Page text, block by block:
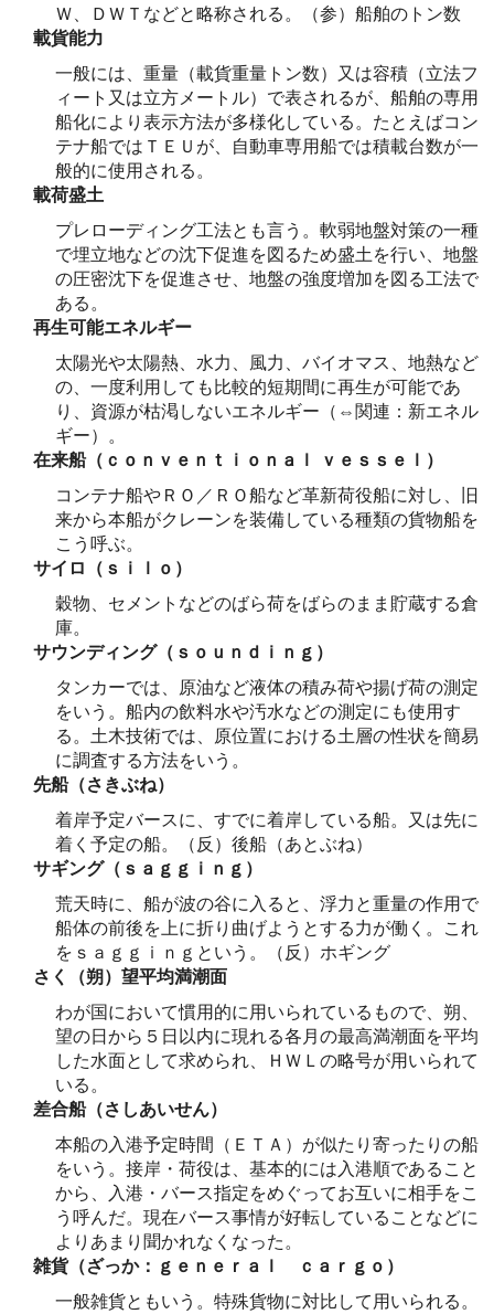
Ｗ、ＤＷＴなどと略称される。（参）船舶のトン数
載貨能力
一般には、重量（載貨重量トン数）又は容積（立法フ
ィート又は立方メートル）で表されるが、船舶の専用
船化により表示方法が多様化している。たとえばコン
テナ船ではＴＥＵが、自動車専用船では積載台数が一
般的に使用される。
載荷盛土
プレローディング工法とも言う。軟弱地盤対策の一種
で埋立地などの沈下促進を図るため盛土を行い、地盤
の圧密沈下を促進させ、地盤の強度増加を図る工法で
ある。
再生可能エネルギー
太陽光や太陽熱、水力、風力、バイオマス、地熱など
の、一度利用しても比較的短期間に再生が可能であ
り、資源が枯渇しないエネルギー（⇔関連：新エネル
ギー）。
在来船（ｃｏｎｖｅｎｔｉｏｎａｌ ｖｅｓｓｅｌ）
コンテナ船やＲＯ／ＲＯ船など革新荷役船に対し、旧
来から本船がクレーンを装備している種類の貨物船を
こう呼ぶ。
サイロ（ｓｉｌｏ）
穀物、セメントなどのばら荷をばらのまま貯蔵する倉
庫。
サウンディング（ｓｏｕｎｄｉｎｇ）
タンカーでは、原油など液体の積み荷や揚げ荷の測定
をいう。船内の飲料水や汚水などの測定にも使用す
る。土木技術では、原位置における土層の性状を簡易
に調査する方法をいう。
先船（さきぶね）
着岸予定バースに、すでに着岸している船。又は先に
着く予定の船。（反）後船（あとぶね）
サギング（ｓａｇｇｉｎｇ）
荒天時に、船が波の谷に入ると、浮力と重量の作用で
船体の前後を上に折り曲げようとする力が働く。これ
をｓａｇｇｉｎｇという。（反）ホギング
さく（朔）望平均満潮面
わが国において慣用的に用いられているもので、朔、
望の日から５日以内に現れる各月の最高満潮面を平均
した水面として求められ、ＨＷＬの略号が用いられて
いる。
差合船（さしあいせん）
本船の入港予定時間（ＥＴＡ）が似たり寄ったりの船
をいう。接岸・荷役は、基本的には入港順であること
から、入港・バース指定をめぐってお互いに相手をこ
う呼んだ。現在バース事情が好転していることなどに
よりあまり聞かれなくなった。
雑貨（ざっか：ｇｅｎｅｒａｌ ｃａｒｇｏ）
一般雑貨ともいう。特殊貨物に対比して用いられる。